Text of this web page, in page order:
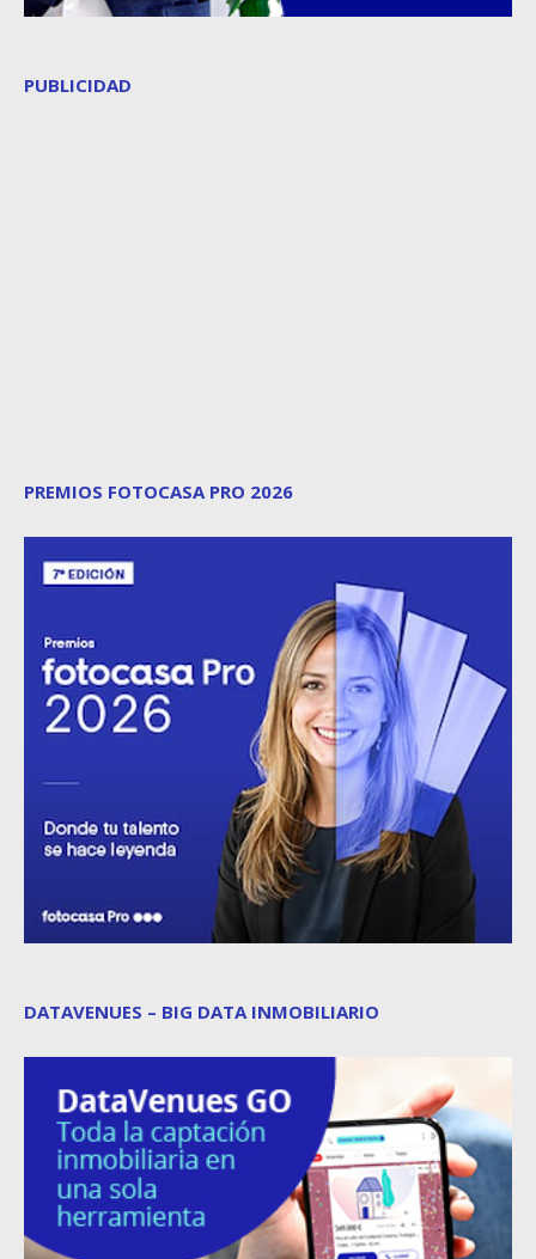
PUBLICIDAD
PREMIOS FOTOCASA PRO 2026
DATAVENUES – BIG DATA INMOBILIARIO